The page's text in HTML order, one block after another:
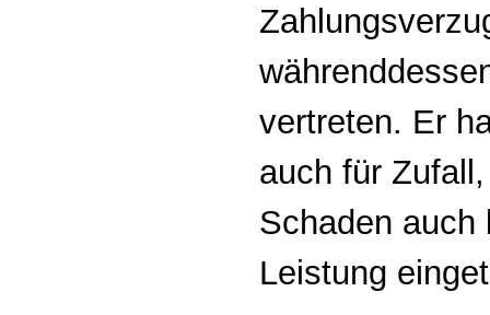
vertreten. Er
auch für
Schaden auch
Leistung